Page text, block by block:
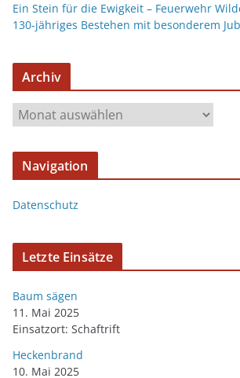
Ein Stein für die Ewigkeit – Feuerwehr
130-jähriges Bestehen mit besonderem
Archiv
Navigation
Datenschutz
Letzte Einsätze
Baum sägen
11. Mai 2025
Einsatzort: Schaftrift
Heckenbrand
10. Mai 2025